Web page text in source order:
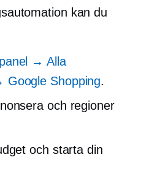
kan du
→ Alla
Google Shopping.
och regioner
och starta din